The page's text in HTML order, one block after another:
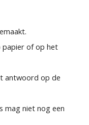
papier of op het
antwoord op de
mag niet nog een